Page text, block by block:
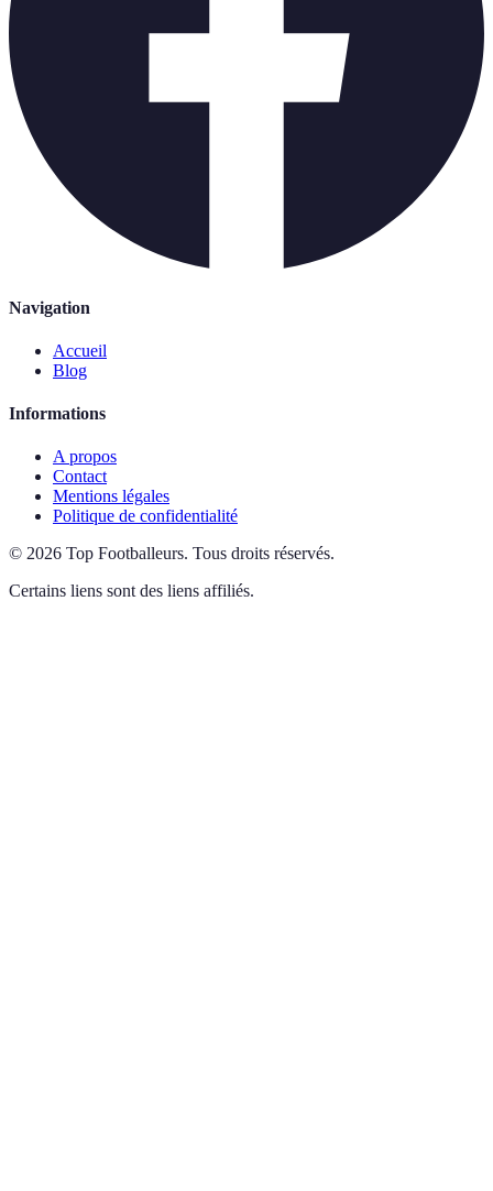
Navigation
Accueil
Blog
Informations
A propos
Contact
Mentions légales
Politique de confidentialité
© 2026 Top Footballeurs. Tous droits réservés.
Certains liens sont des liens affiliés.